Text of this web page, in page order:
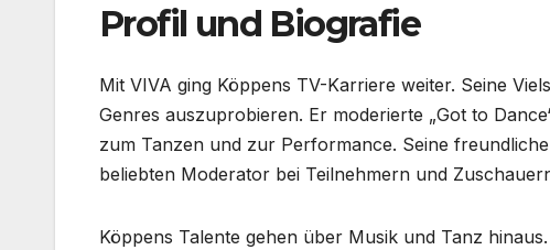
Profil und Biografie
Mit VIVA ging Köppens TV-Karriere weiter. Seine
Genres auszuprobieren. Er moderierte „Got to
zum Tanzen und zur Performance. Seine
beliebten Moderator bei Teilnehmern und
Köppens Talente gehen über Musik und Tanz